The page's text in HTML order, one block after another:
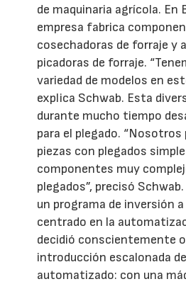
de maquinaria agrícola. En
empresa fabrica
cosechadoras de forraje y
picadoras de forraje.
variedad de modelos en
explica Schwab. Esta
durante mucho tiempo
para el plegado.
piezas con plegados
componentes muy
plegados”, precisó
un programa de inversión
centrado en la
decidió conscientemente
introducción escalonada
automatizado: con una